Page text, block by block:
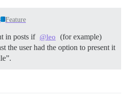
Feature
in posts if @leo
(for example)
the user had the option to present it